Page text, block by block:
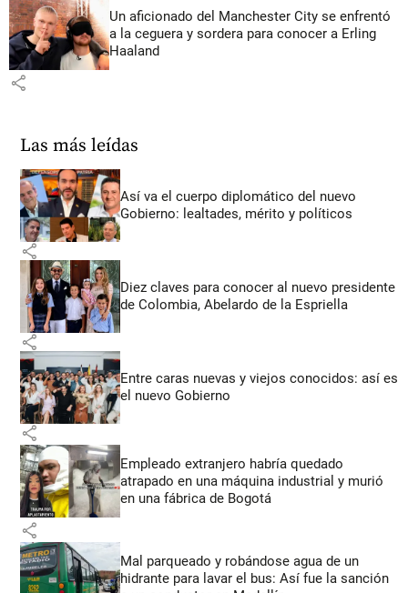
Un aficionado del Manchester City se enfrentó
a la ceguera y sordera para conocer a Erling
Haaland
share
Las más leídas
Así va el cuerpo diplomático del nuevo
Gobierno: lealtades, mérito y políticos
share
Diez claves para conocer al nuevo presidente
de Colombia, Abelardo de la Espriella
share
Entre caras nuevas y viejos conocidos: así es
el nuevo Gobierno
share
Empleado extranjero habría quedado
atrapado en una máquina industrial y murió
en una fábrica de Bogotá
share
Mal parqueado y robándose agua de un
hidrante para lavar el bus: Así fue la sanción